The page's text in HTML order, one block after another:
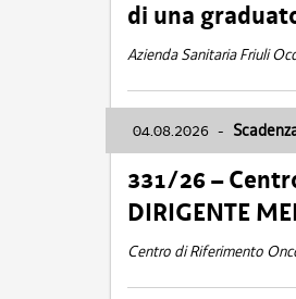
di una
Azienda Sanitaria Friuli
04.08.2026 -
331/26 –
DIRIGENTE
Centro di Riferimento